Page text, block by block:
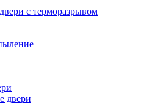
с терморазрывом
двери